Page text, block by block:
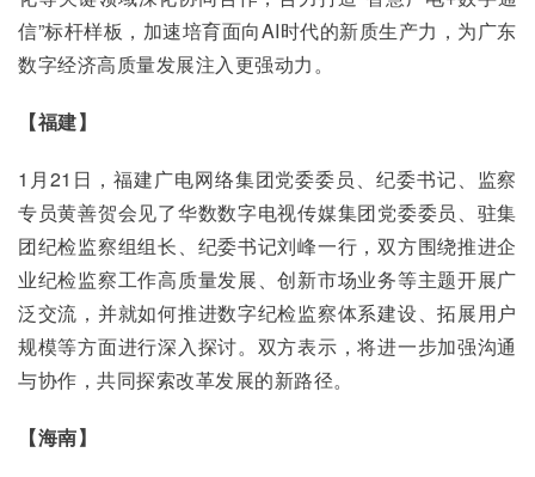
信”标杆样板，加速培育面向AI时代的新质生产力，为广东
数字经济高质量发展注入更强动力。
【福建】
1月21日，福建广电网络集团党委委员、纪委书记、监察
专员黄善贺会见了华数数字电视传媒集团党委委员、驻集
团纪检监察组组长、纪委书记刘峰一行，双方围绕推进企
业纪检监察工作高质量发展、创新市场业务等主题开展广
泛交流，并就如何推进数字纪检监察体系建设、拓展用户
规模等方面进行深入探讨。双方表示，将进一步加强沟通
与协作，共同探索改革发展的新路径。
【海南】